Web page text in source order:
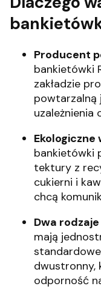
Producent
bankietówki
zakładzie
powtarzalną
uzależnienia
Ekologiczne
bankietówki
tektury z
cukierni i
chcą
Dwa
mają
dwustronny,
odporność